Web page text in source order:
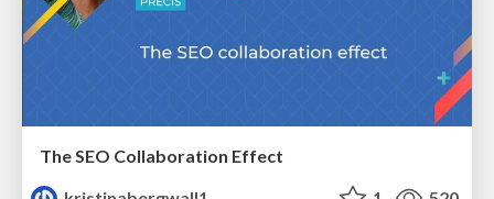
The SEO Collaboration Effect